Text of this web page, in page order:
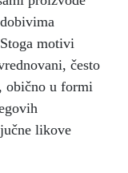
motivi
često
obično u formi
likove